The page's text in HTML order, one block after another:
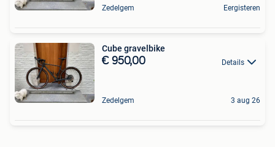
Zedelgem Eergisteren
Cube gravelbike
€ 950,00 Details
Zedelgem 3 aug 26